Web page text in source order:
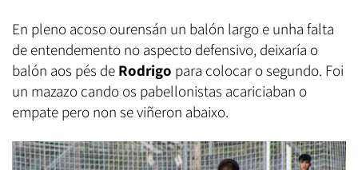
En pleno acoso ourensán un balón largo e unha falta
de entendemento no aspecto defensivo, deixaría o
balón aos pés de Rodrigo para colocar o segundo. Foi
un mazazo cando os pabellonistas acariciaban o
empate pero non se viñeron abaixo.